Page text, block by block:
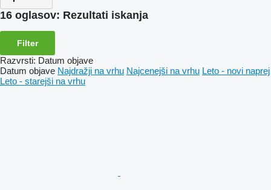
16 oglasov: Rezultati iskanja
Filter
Razvrsti: Datum objave
Datum objave Najdražji na vrhu Najcenejši na vrhu Leto - novi naprej
Leto - starejši na vrhu